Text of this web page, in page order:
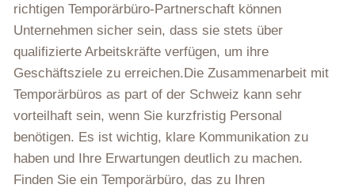
richtigen Temporärbüro-Partnerschaft können
Unternehmen sicher sein, dass sie stets über
qualifizierte Arbeitskräfte verfügen, um ihre
Geschäftsziele zu erreichen.Die Zusammenarbeit mit
Temporärbüros as part of der Schweiz kann sehr
vorteilhaft sein, wenn Sie kurzfristig Personal
benötigen. Es ist wichtig, klare Kommunikation zu
haben und Ihre Erwartungen deutlich zu machen.
Finden Sie ein Temporärbüro, das zu Ihren